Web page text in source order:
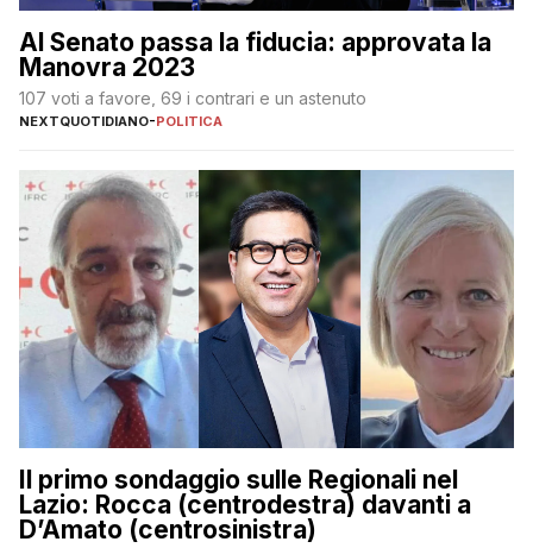
Al Senato passa la fiducia: approvata la
Manovra 2023
107 voti a favore, 69 i contrari e un astenuto
NEXTQUOTIDIANO-POLITICA
Il primo sondaggio sulle Regionali nel
Lazio: Rocca (centrodestra) davanti a
D’Amato (centrosinistra)